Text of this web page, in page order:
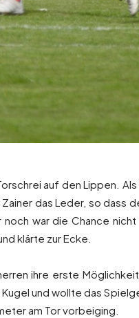
auf den Lippen.
das Leder, so dass
war die Chance
klärte zur Ecke.
ihre erste
und wollte das
am Tor vorbeiging.